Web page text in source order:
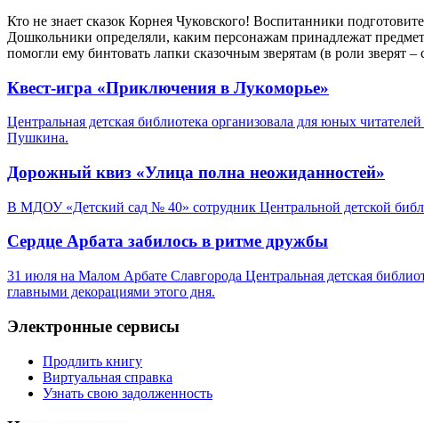
Кто не знает сказок Корнея Чуковского! Воспитанники
Дошкольники определяли, каким персонажам принадлежат
помогли ему бинтовать лапки сказочным зверятам (в роли зверят –
Квест-игра «Приключения в Лукоморье»
Центральная детская библиотека организовала для юных
Пушкина.
Дорожный квиз «Улица полна неожиданностей»
В МДОУ «Детский сад № 40» сотрудник Центральной детской
Сердце Арбата забилось в ритме дружбы
31 июля на Малом Арбате Славгорода Центральная детская
главными декорациями этого дня.
Электронные сервисы
Продлить книгу
Виртуальная справка
Узнать свою задолженность